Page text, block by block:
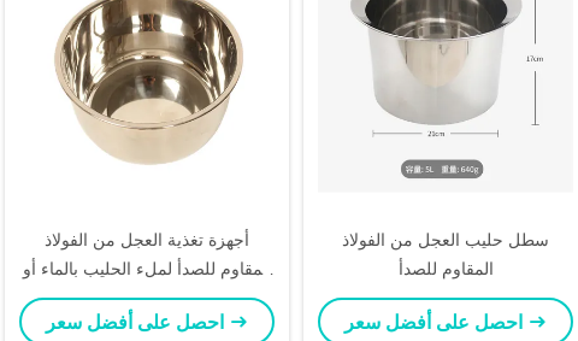
أجهزة تغذية العجل من الفولاذ
المقاوم للصدأ لملء الحليب بالماء أو
الغذاء لإطعام العجل قطع الآلات
الزراعية
سطل حليب العجل من الفولاذ
المقاوم للصدأ